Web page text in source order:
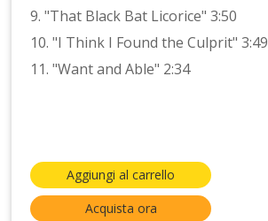
9. "That Black Bat Licorice" 3:50
10. "I Think I Found the Culprit" 3:49
11. "Want and Able" 2:34
Aggiungi al carrello
Acquista ora